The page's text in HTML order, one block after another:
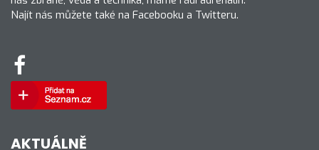
Najít nás můžete také na Facebooku a Twitteru.
AKTUÁLNĚ